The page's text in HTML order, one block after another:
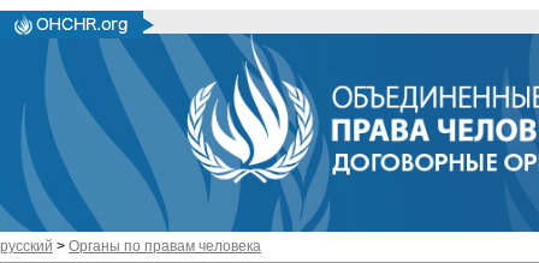
русский > Органы по правам человека